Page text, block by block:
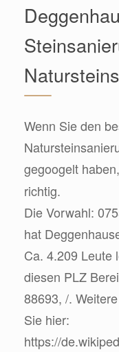
Wenn Sie den
gegoogelt
richtig.
Die Vorwahl:
hat
Ca. 4.209 Leute
diesen PLZ
88693, /.
Sie hier:
https://